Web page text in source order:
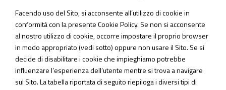
Facendo uso del Sito, si acconsente all’utilizzo di cookie in
conformità con la presente Cookie Policy. Se non si acconsente
al nostro utilizzo di cookie, occorre impostare il proprio browser
in modo appropriato (vedi sotto) oppure non usare il Sito. Se si
decide di disabilitare i cookie che impieghiamo potrebbe
influenzare l’esperienza dell’utente mentre si trova a navigare
sul Sito. La tabella riportata di seguito riepiloga i diversi tipi di